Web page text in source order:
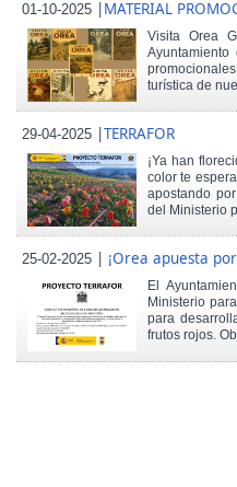
01-10-2025 |MATERIAL
Visita Orea
turística de
29-04-2025 |TERRAFOR
¡Ya han
color te
apostando
del Ministerio
25-02-2025 ¡Orea apuesta
El
Ministerio
para
frutos rojos.